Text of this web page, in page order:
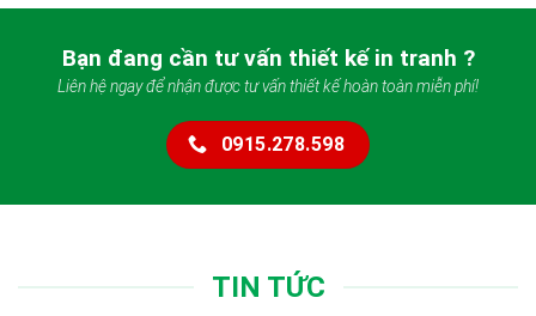
Bạn đang cần tư vấn thiết kế in tranh ?
Liên hệ ngay để nhận được tư vấn thiết kế hoàn toàn miễn phí!
0915.278.598
TIN TỨC